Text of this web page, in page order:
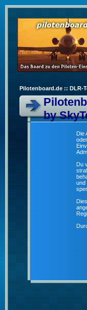
Pilotenboard.de :: DLR-
by
Die
Du
und